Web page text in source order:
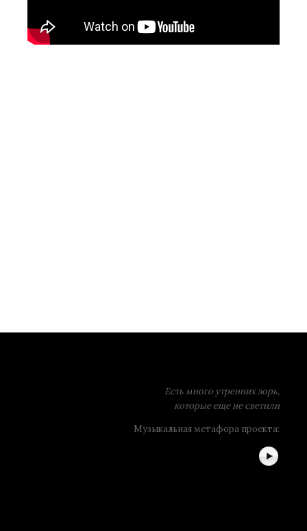
Есть много утренних зорь,
которые еще не светили
Музыкальная метафора проекта: